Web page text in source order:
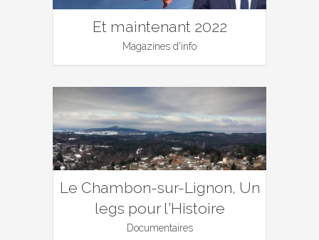
Et maintenant 2022
Magazines d'info
Le Chambon-sur-Lignon, Un
legs pour l'Histoire
Documentaires